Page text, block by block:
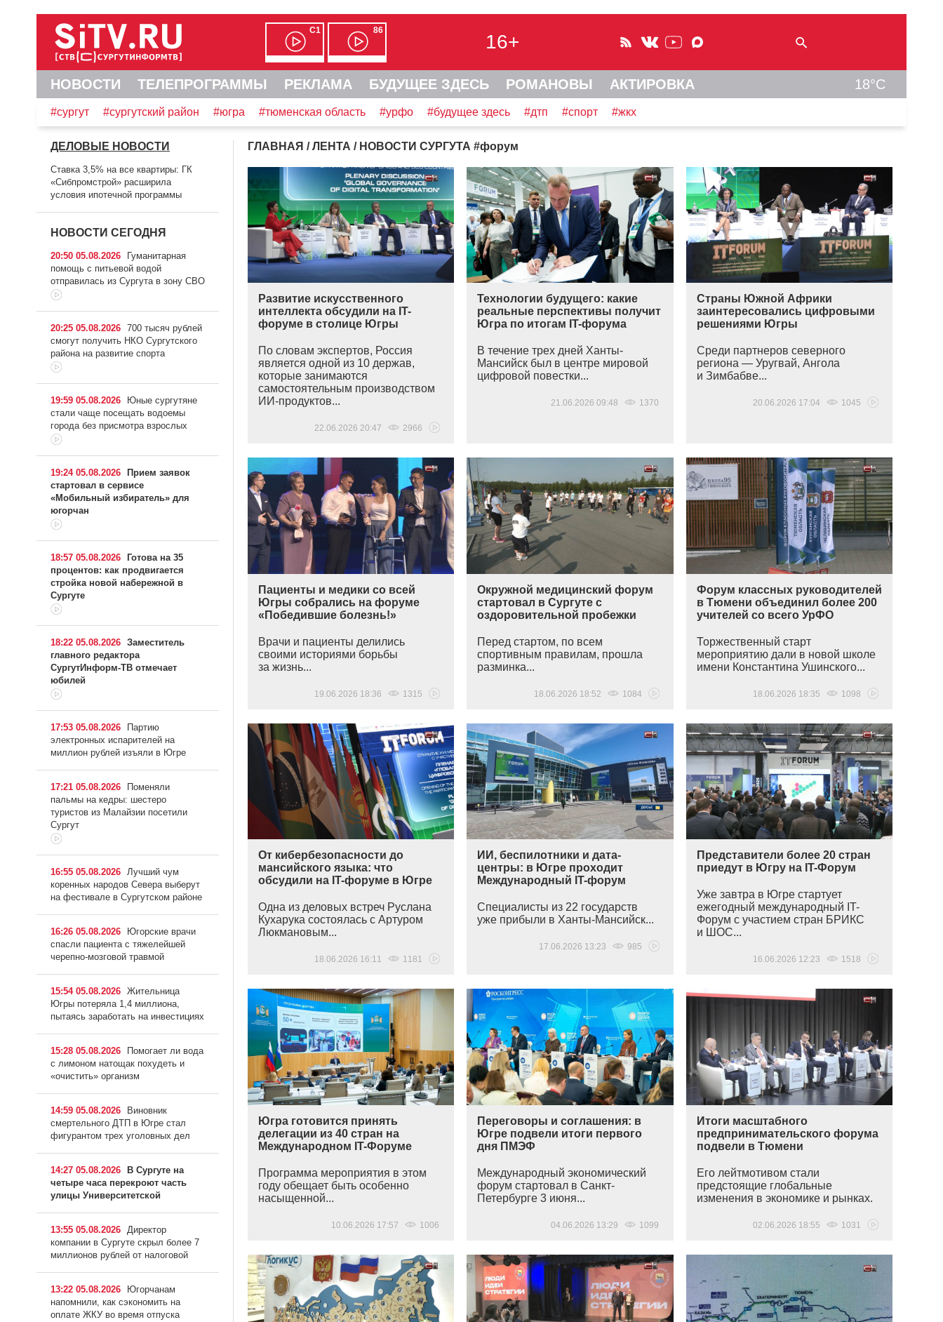
С1 86
16+
НОВОСТИ ТЕЛЕПРОГРАММЫ РЕКЛАМА БУДУЩЕЕ ЗДЕСЬ РОМАНОВЫ АКТИРОВКА 18°C
#сургут #сургутский район #югра #тюменская область #урфо #будущее здесь #дтп #спорт #жкх
ГЛАВНАЯ /ЛЕНТА / НОВОСТИ СУРГУТА #форум
Развитие искусственного
интеллекта обсудили на IT-
форуме в столице Югры
По словам экспертов, Россия
является одной из 10 держав,
которые занимаются
самостоятельным производством
ИИ-продуктов...
22.06.2026 20:47 2966
Технологии будущего: какие
реальные перспективы получит
Югра по итогам IT-форума
В течение трех дней Ханты-
Мансийск был в центре мировой
цифровой повестки...
21.06.2026 09:48 1370
Страны Южной Африки
заинтересовались цифровыми
решениями Югры
Среди партнеров северного
региона — Уругвай, Ангола
и Зимбабве...
20.06.2026 17:04 1045
Пациенты и медики со всей
Югры собрались на форуме
«Победившие болезнь!»
Врачи и пациенты делились
своими историями борьбы
за жизнь...
19.06.2026 18:36 1315
Окружной медицинский форум
стартовал в Сургуте с
оздоровительной пробежки
Перед стартом, по всем
спортивным правилам, прошла
разминка...
18.06.2026 18:52 1084
Форум классных руководителей
в Тюмени объединил более 200
учителей со всего УрФО
Торжественный старт
мероприятию дали в новой школе
имени Константина Ушинского...
18.06.2026 18:35 1098
От кибербезопасности до
мансийского языка: что
обсудили на IT-форуме в Югре
Одна из деловых встреч Руслана
Кухарука состоялась с Артуром
Люкмановым...
18.06.2026 16:11 1181
ИИ, беспилотники и дата-
центры: в Югре проходит
Международный IT-форум
Специалисты из 22 государств
уже прибыли в Ханты-Мансийск...
17.06.2026 13:23 985
Представители более 20 стран
приедут в Югру на IT-Форум
Уже завтра в Югре стартует
ежегодный международный IT-
Форум с участием стран БРИКС
и ШОС...
16.06.2026 12:23 1518
Югра готовится принять
делегации из 40 стран на
Международном IT-Форуме
Программа мероприятия в этом
году обещает быть особенно
насыщенной...
10.06.2026 17:57 1006
Переговоры и соглашения: в
Югре подвели итоги первого
дня ПМЭФ
Международный экономический
форум стартовал в Санкт-
Петербурге 3 июня...
04.06.2026 13:29 1099
Итоги масштабного
предпринимательского форума
подвели в Тюмени
Его лейтмотивом стали
предстоящие глобальные
изменения в экономике и рынках.
02.06.2026 18:55 1031
ДЕЛОВЫЕ НОВОСТИ
Ставка 3,5% на все квартиры: ГК
«Сибпромстрой» расширила
условия ипотечной программы
НОВОСТИ СЕГОДНЯ
20:50 05.08.2026
Гуманитарная
помощь с питьевой водой
отправилась из Сургута в зону СВО
20:25 05.08.2026 700 тысяч рублей
смогут получить НКО Сургутского
района на развитие спорта
19:59 05.08.2026
Юные сургутяне
стали чаще посещать водоемы
города без присмотра взрослых
19:24 05.08.2026
Прием заявок
стартовал в сервисе
«Мобильный избиратель» для
югорчан
18:57 05.08.2026
Готова на 35
процентов: как продвигается
стройка новой набережной в
Сургуте
18:22 05.08.2026 Заместитель
главного редактора
СургутИнформ-ТВ отмечает
юбилей
17:53 05.08.2026
Партию
электронных испарителей на
миллион рублей изъяли в Югре
17:21 05.08.2026
Поменяли
пальмы на кедры: шестеро
туристов из Малайзии посетили
Сургут
16:55 05.08.2026 Лучший чум
коренных народов Севера выберут
на фестивале в Сургутском районе
16:26 05.08.2026
Югорские врачи
спасли пациента с тяжелейшей
черепно-мозговой травмой
15:54 05.08.2026 Жительница
Югры потеряла 1,4 миллиона,
пытаясь заработать на инвестициях
15:28 05.08.2026
Помогает ли вода
с лимоном натощак похудеть и
«очистить» организм
14:59 05.08.2026
Виновник
смертельного ДТП в Югре стал
фигурантом трех уголовных дел
14:27 05.08.2026
В Сургуте на
четыре часа перекроют часть
улицы Университетской
13:55 05.08.2026 Директор
компании в Сургуте скрыл более 7
миллионов рублей от налоговой
13:22 05.08.2026
Югорчанам
напомнили, как сэкономить на
оплате ЖКУ во время отпуска